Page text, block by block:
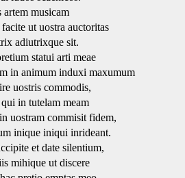
artem musicam
ut uostra auctoritas
adiutrixque sit.
statui arti meae
in animum induxi maxumum
uostris commodis,
in tutelam meam
uostram commisit fidem,
inique iniqui inrideant.
et date silentium,
mihique ut discere